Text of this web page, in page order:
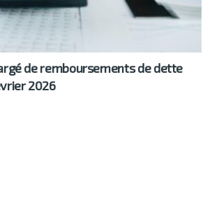
de remboursements de dette
2026